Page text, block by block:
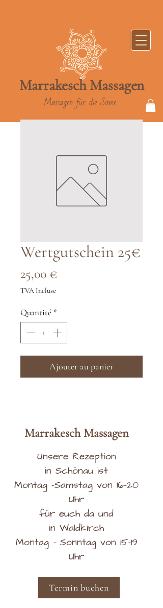
Marrakesch Massagen
Massagen für die Sinne
Wertgutschein 25€
25,00 €
TVA Incluse
Quantité *
Ajouter au panier
Marrakesch Massagen
Unsere Rezeption
in Schönau ist
Montag -Samstag von 16-20
Uhr
für euch da und
in Waldkirch
Montag - Sonntag von 15-19
Uhr
Termin buchen